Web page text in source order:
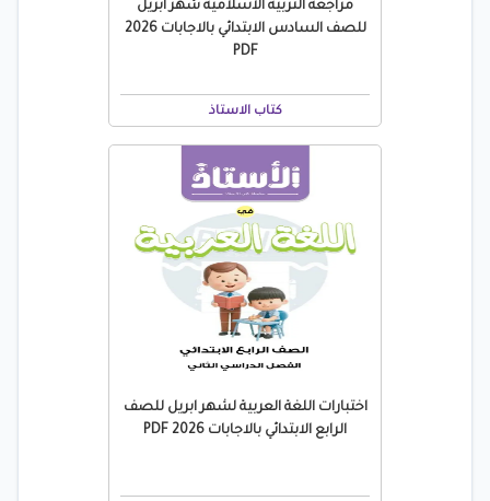
مراجعة التربية الاسلامية شهر ابريل
للصف السادس الابتدائي بالاجابات 2026
PDF
كتاب الاستاذ
اختبارات اللغة العربية لشهر ابريل للصف
الرابع الابتدائي بالاجابات 2026 PDF